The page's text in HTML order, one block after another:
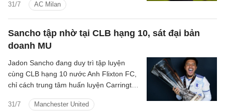
31/7 AC Milan
Sancho tập nhờ tại CLB hạng 10, sát đại bản
doanh MU
31/7 Manchester United
Jadon Sancho đang duy trì tập luyện
cùng CLB hạng 10 nước Anh Flixton FC,
chỉ cách trung tâm huấn luyện Carrington